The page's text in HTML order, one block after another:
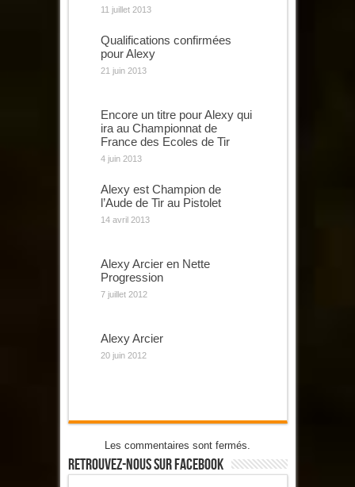
11 juillet 2013
Qualifications confirmées
pour Alexy
21 juin 2013
Encore un titre pour Alexy qui
ira au Championnat de
France des Ecoles de Tir
4 juin 2013
Alexy est Champion de
l’Aude de Tir au Pistolet
14 avril 2013
Alexy Arcier en Nette
Progression
7 juillet 2012
Alexy Arcier
20 juin 2012
Les commentaires sont fermés.
Retrouvez-Nous Sur Facebook